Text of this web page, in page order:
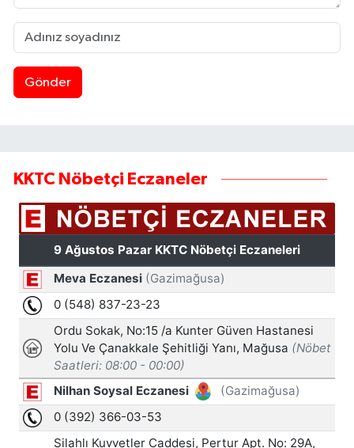
Gönder
KKTC Nöbetçi Eczaneler